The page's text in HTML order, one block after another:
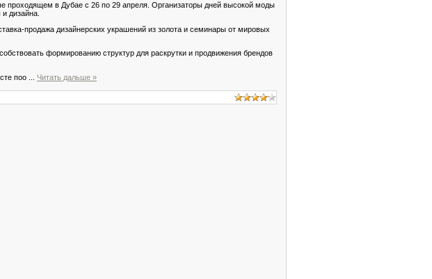
проходящем в Дубае с 26 по 29 апреля. Организаторы дней высокой моды
дизайна.
продажа дизайнерских украшений из золота и семинары от мировых
формированию структур для раскрутки и продвижения брендов
поо
Читать дальше »